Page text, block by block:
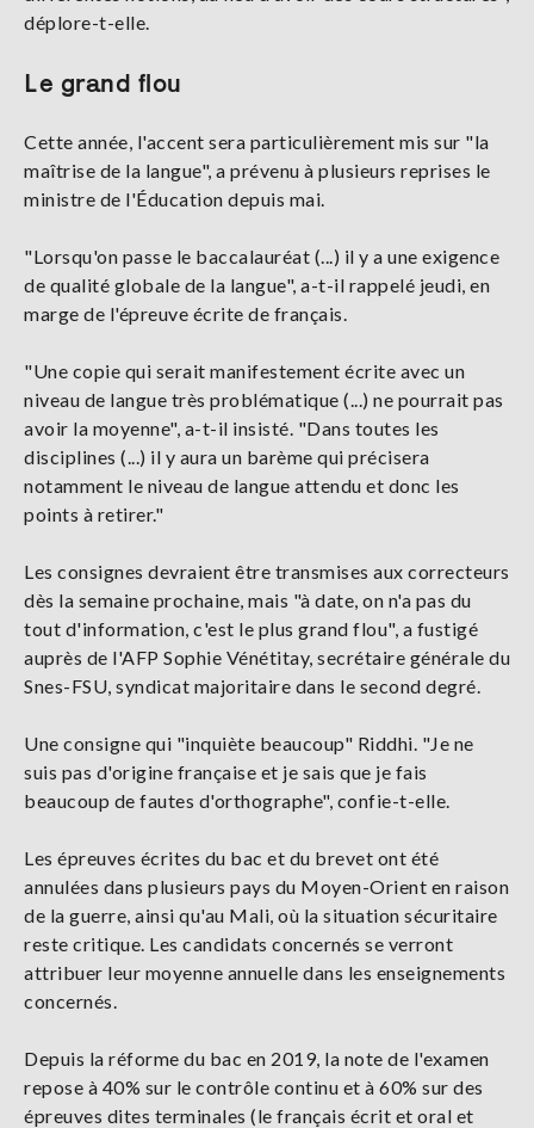
déplore-t-elle.
Le grand flou
Cette année, l'accent sera particulièrement mis sur "la
maîtrise de la langue", a prévenu à plusieurs reprises le
ministre de l'Éducation depuis mai.
"Lorsqu'on passe le baccalauréat (...) il y a une exigence
de qualité globale de la langue", a-t-il rappelé jeudi, en
marge de l'épreuve écrite de français.
"Une copie qui serait manifestement écrite avec un
niveau de langue très problématique (...) ne pourrait pas
avoir la moyenne", a-t-il insisté. "Dans toutes les
disciplines (...) il y aura un barème qui précisera
notamment le niveau de langue attendu et donc les
points à retirer."
Les consignes devraient être transmises aux correcteurs
dès la semaine prochaine, mais "à date, on n'a pas du
tout d'information, c'est le plus grand flou", a fustigé
auprès de l'AFP Sophie Vénétitay, secrétaire générale du
Snes-FSU, syndicat majoritaire dans le second degré.
Une consigne qui "inquiète beaucoup" Riddhi. "Je ne
suis pas d'origine française et je sais que je fais
beaucoup de fautes d'orthographe", confie-t-elle.
Les épreuves écrites du bac et du brevet ont été
annulées dans plusieurs pays du Moyen-Orient en raison
de la guerre, ainsi qu'au Mali, où la situation sécuritaire
reste critique. Les candidats concernés se verront
attribuer leur moyenne annuelle dans les enseignements
concernés.
Depuis la réforme du bac en 2019, la note de l'examen
repose à 40% sur le contrôle continu et à 60% sur des
épreuves dites terminales (le français écrit et oral et